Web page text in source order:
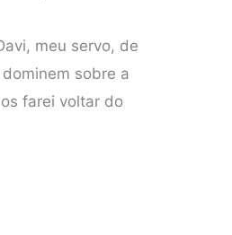
meu servo, de
sobre a
farei voltar do